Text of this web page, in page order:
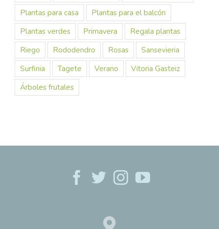
Plantas para casa
Plantas para el balcón
Plantas verdes
Primavera
Regala plantas
Riego
Rododendro Rosas
Sansevieria
Surfinia
Tagete Verano
Vitoria Gasteiz
Árboles frutales